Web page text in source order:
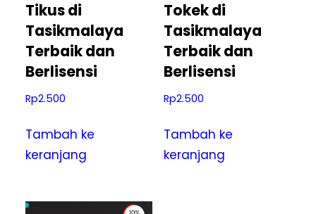
Tikus di
Tasikmalaya
Terbaik dan
Berlisensi
Rp2.500
Tambah ke
keranjang
Tokek di
Tasikmalaya
Terbaik dan
Berlisensi
Rp2.500
Tambah ke
keranjang